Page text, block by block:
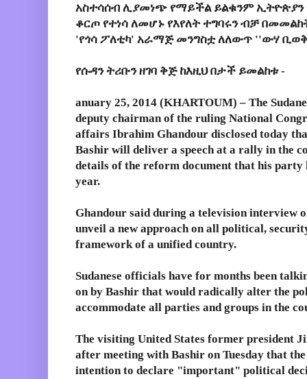
አስተሳሰብ ሊያመነጭ የማይችል ይልቁንም
ቆርጦ የተነሳ ለመሆኑ የእየለት ተግባሩን ብቻ
'የጎሳ ፖለቲካ' አራማጅ መንግስቷ ለለውጥ ''ውሃ
የሱዳን ትሪቡን ዘገባ ቅጅ ከእዚህ በታች ይመልከቱ -
anuary 25, 2014 (KHARTOUM) – The
deputy chairman of the ruling National
affairs Ibrahim Ghandour disclosed today
Bashir will deliver a speech at a rally in the
details of the reform document that his party
year.
Ghandour said during a television interview
unveil a new approach on all political,
framework of a unified country.
Sudanese officials have for months been
on by Bashir that would radically alter the
accommodate all parties and groups in the
The visiting United States former president
after meeting with Bashir on Tuesday that
intention to declare "important" political